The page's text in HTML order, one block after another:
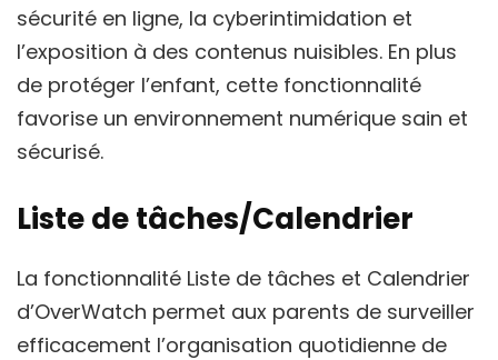
sécurité en ligne, la cyberintimidation et
l’exposition à des contenus nuisibles. En plus
de protéger l’enfant, cette fonctionnalité
favorise un environnement numérique sain et
sécurisé.
Liste de tâches/Calendrier
La fonctionnalité Liste de tâches et Calendrier
d’OverWatch permet aux parents de surveiller
efficacement l’organisation quotidienne de